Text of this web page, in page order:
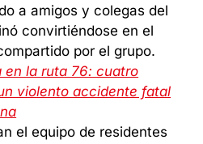
a amigos y colegas del
convirtiéndose en el
por el grupo.
en la ruta 76: cuatro
violento accidente fatal
el equipo de residentes